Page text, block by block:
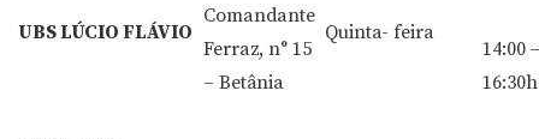
UBS LÚCIO FLÁVIO
Comandante
Ferraz, n° 15
– Betânia
Quinta- feira
14:00
16:30h